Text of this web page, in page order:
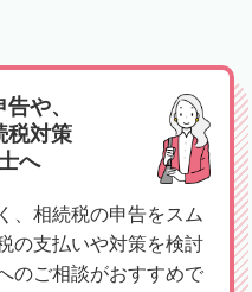
や、
税対策
へ
、相続税の申告をスム
の支払いや対策を検討
のご相談がおすすめで